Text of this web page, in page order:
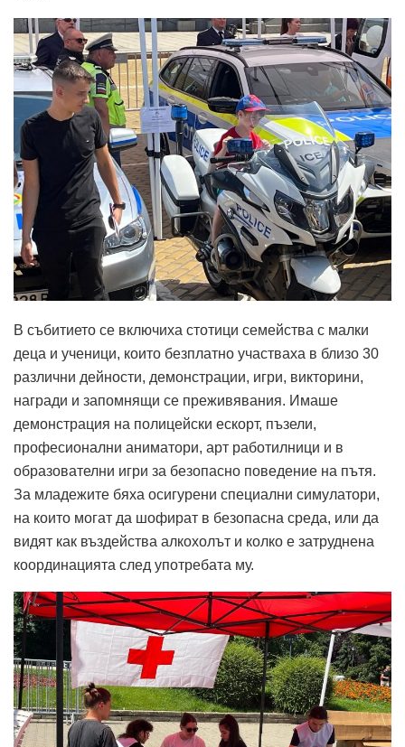
В събитието се включиха стотици семейства с малки
деца и ученици, които безплатно участваха в близо 30
различни дейности, демонстрации, игри, викторини,
награди и запомнящи се преживявания. Имаше
демонстрация на полицейски ескорт, пъзели,
професионални аниматори, арт работилници и в
образователни игри за безопасно поведение на пътя.
За младежите бяха осигурени специални симулатори,
на които могат да шофират в безопасна среда, или да
видят как въздейства алкохолът и колко е затруднена
координацията след употребата му.